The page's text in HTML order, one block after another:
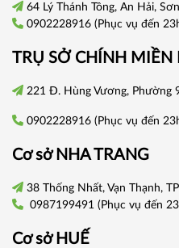
64 Lý Thánh Tông, An Hải,
0902228916(Phục vụ đến
TRỤ SỞ CHÍNH MIỀN
221 Đ. Hùng Vương, Phường
0902228916(Phục vụ đến
Cơ sởNHA TRANG
38 Thống Nhất, Vạn Thạnh,
0987199491 (Phục vụ đến
Cơ sởHUẾ